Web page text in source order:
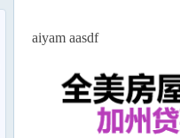
aiyam aasdf